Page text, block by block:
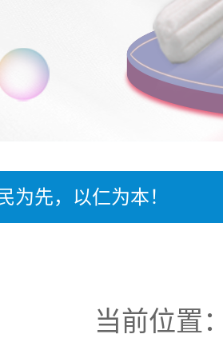
为先，以仁为本！
当前位置